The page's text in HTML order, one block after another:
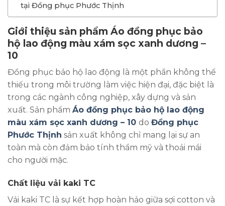
tại Đồng phục Phước Thịnh
Giới thiệu sản phẩm Áo đồng phục bảo
hộ lao động màu xám sọc xanh dương –
10
Đồng phục bảo hộ lao động là một phần không thể
thiếu trong môi trường làm việc hiện đại, đặc biệt là
trong các ngành công nghiệp, xây dựng và sản
xuất. Sản phẩm Áo đồng phục bảo hộ lao động
màu xám sọc xanh dương – 10 do Đồng phục
Phước Thịnh sản xuất không chỉ mang lại sự an
toàn mà còn đảm bảo tính thẩm mỹ và thoải mái
cho người mặc.
Chất liệu vải kaki TC
Vải kaki TC là sự kết hợp hoàn hảo giữa sợi cotton và